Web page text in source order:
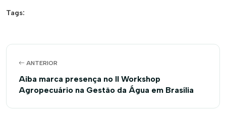
Tags:
ANTERIOR
Aiba marca presença no II Workshop
Agropecuário na Gestão da Água em Brasília